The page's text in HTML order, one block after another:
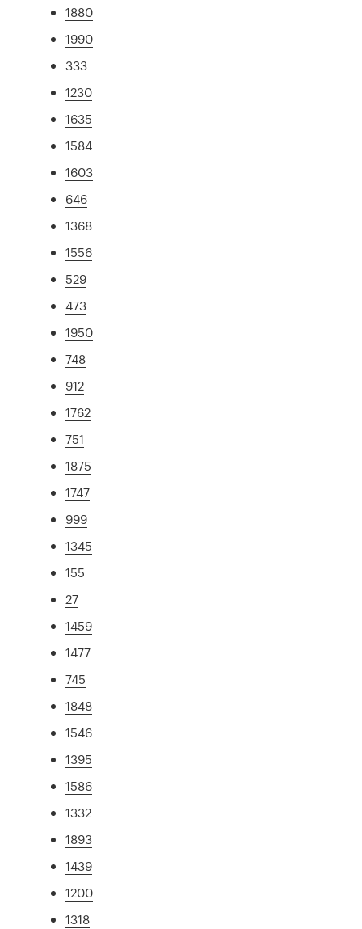
1880
1990
333
1230
1635
1584
1603
646
1368
1556
529
473
1950
748
912
1762
751
1875
1747
999
1345
155
27
1459
1477
745
1848
1546
1395
1586
1332
1893
1439
1200
1318